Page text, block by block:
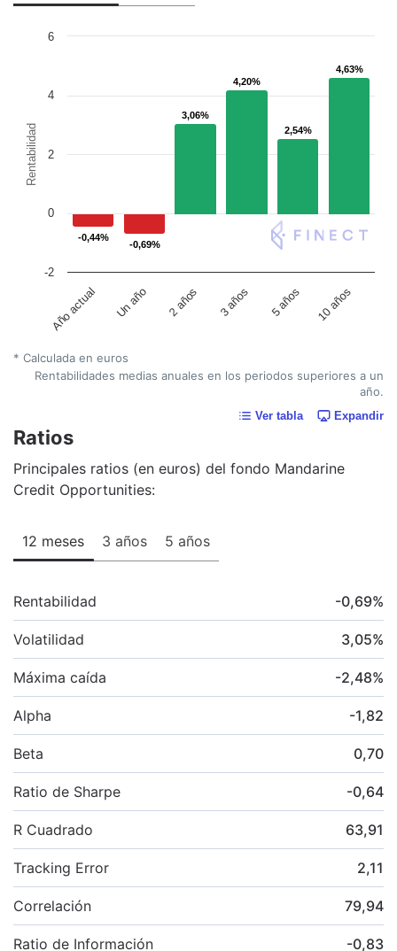
Rentabilidad
-0,44%
-0,44%
-0,69%
-0,69%
3,06%
3,06%
4,20%
4,20%
2,54%
2,54%
4,63%
4,63%
Año actual Un año 2 años 3 años 5 años 10 años
0
2
4
-2
6
* Calculada en euros
Rentabilidades medias anuales en los periodos superiores a un
año.
Ver tabla Expandir
Ratios
Principales ratios (en euros) del fondo Mandarine
Credit Opportunities:
12 meses 3 años 5 años
Rentabilidad -0,69%
Volatilidad 3,05%
Máxima caída -2,48%
Alpha -1,82
Beta 0,70
Ratio de Sharpe -0,64
R Cuadrado 63,91
Tracking Error 2,11
Correlación 79,94
Ratio de Información -0,83